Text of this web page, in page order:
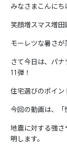
みなさまこんにち
笑顔増スマス増田
モーレツな暑さが
さて今日は、 パナ
11弾！
住宅選びのポイン
今回の動画は、「
地震に対する強さ
明します。